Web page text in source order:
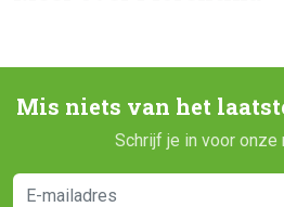
Mis niets van het
Schrijf je in voor